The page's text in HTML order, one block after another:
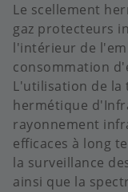
Le scellement
gaz protecteurs
l'intérieur de
consommation
L'utilisation de la
hermétique
rayonnement
efficaces à long
la surveillance
ainsi que la